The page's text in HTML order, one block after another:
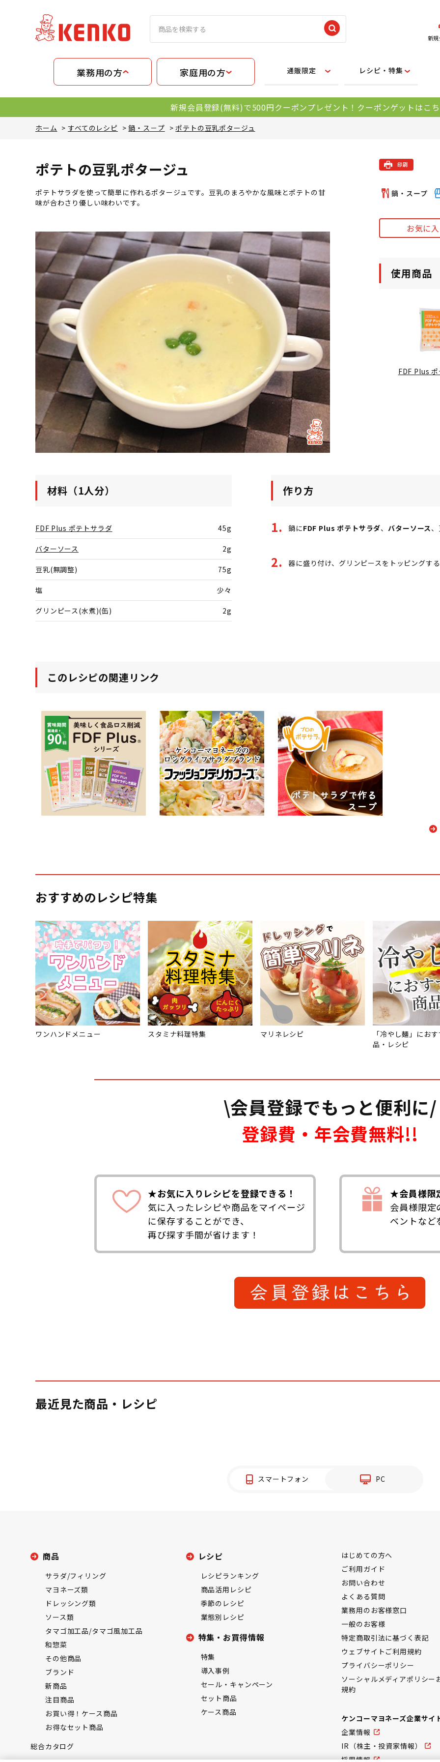
新
業務用の方 家庭用の方 通販限定 レシピ・特集
新規会員登録(無料)で500円クーポンプレゼント！クーポンゲットはこ
ホーム >すべてのレシピ >鍋・ス－プ >ポテトの豆乳ポタージュ
ポテトの豆乳ポタージュ
ポテトサラダを使って簡単に作れるポタージュです。豆乳のまろやかな風味とポテトの甘
味が合わさり優しい味わいです。
お気に
使用商品
FDF Plus
材料（1人分）
FDF Plus ポテトサラダ 45g
バターソース 2g
豆乳(無調整) 75g
塩 少々
グリンピース(水煮)(缶) 2g
作り方
鍋にFDF Plus ポテトサラダ、バターソース
器に盛り付け、グリンピースをトッピングす
このレシピの関連リンク
おすすめのレシピ特集
ワンハンドメニュー スタミナ料理特集 マリネレシピ
「冷やし麺」にお
品・レシピ
\会員登録でもっと便利に/
登録費・年会費無料!!
★お気に入りレシピを登録できる！
気に入ったレシピや商品をマイページ
に保存することができ、
再び探す手間が省けます！
★会員様限
会員様限定
ベントなど
最近見た商品・レシピ
スマートフォン PC
商品
サラダ/フィリング
マヨネーズ類
ドレッシング類
ソース類
タマゴ加工品/タマゴ風加工品
和惣菜
その他商品
ブランド
新商品
注目商品
お買い得！ケース商品
お得なセット商品
総合カタログ
レシピ
レシピランキング
商品活用レシピ
季節のレシピ
業態別レシピ
特集・お買得情報
特集
導入事例
セール・キャンペーン
セット商品
ケース商品
はじめての方へ
ご利用ガイド
お問い合わせ
よくある質問
業務用のお客様窓口
一般のお客様
特定商取引法に基づく表記
ウェブサイトご利用規約
プライバシーポリシー
ソーシャルメディアポリシー
規約
ケンコーマヨネーズ企業サイ
企業情報
IR（株主・投資家情報）
採用情報